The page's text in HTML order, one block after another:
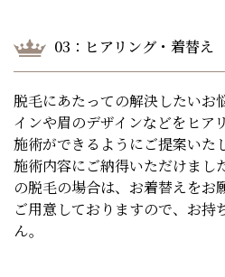
03：ヒアリング・着替え
脱毛にあたっての解決したいお
インや眉のデザインなどをヒア
施術ができるようにご提案いた
施術内容にご納得いただけまし
の脱毛の場合は、お着替えをお
ご用意しておりますので、お持
ん。